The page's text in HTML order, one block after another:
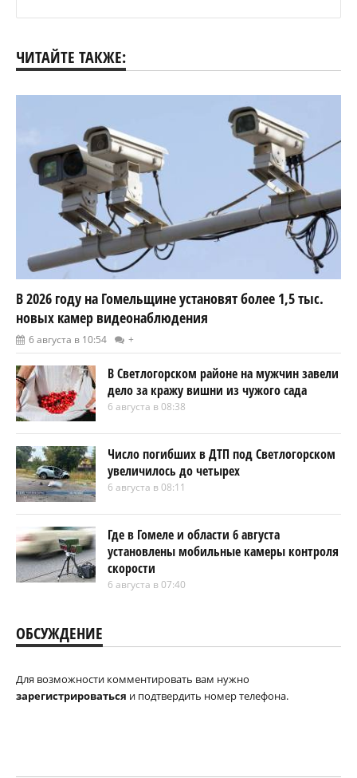
ЧИТАЙТЕ ТАКЖЕ:
В 2026 году на Гомельщине установят более 1,5 тыс.
новых камер видеонаблюдения
6 августа в 10:54 +
В Светлогорском районе на мужчин завели
дело за кражу вишни из чужого сада
6 августа в 08:38
Число погибших в ДТП под Светлогорском
увеличилось до четырех
6 августа в 08:11
Где в Гомеле и области 6 августа
установлены мобильные камеры контроля
скорости
6 августа в 07:40
ОБСУЖДЕНИЕ
Для возможности комментировать вам нужно
зарегистрироваться и подтвердить номер телефона.